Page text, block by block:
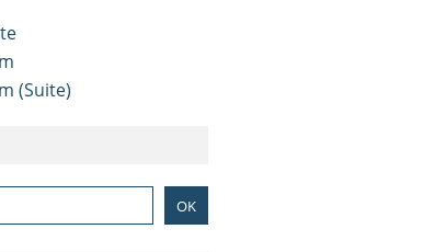
(Suite)